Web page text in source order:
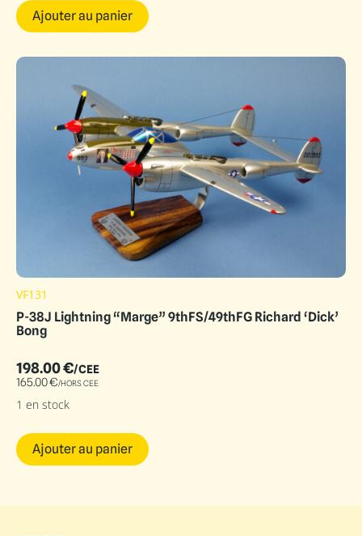
Ajouter au panier
VF131
P-38J Lightning “Marge” 9thFS/49thFG Richard ‘Dick’
Bong
198.00€/CEE
165.00€/HORS CEE
1 en stock
Ajouter au panier